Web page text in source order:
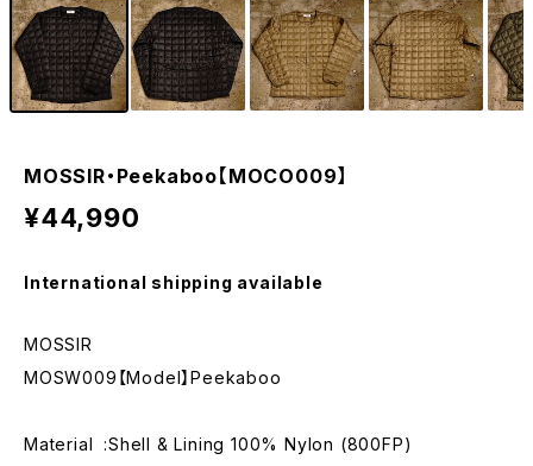
MOSSIR・Peekaboo【MOCO009】
¥44,990
International shipping available
MOSSIR
MOSW009【Model】Peekaboo
Material :Shell & Lining 100% Nylon (800FP)